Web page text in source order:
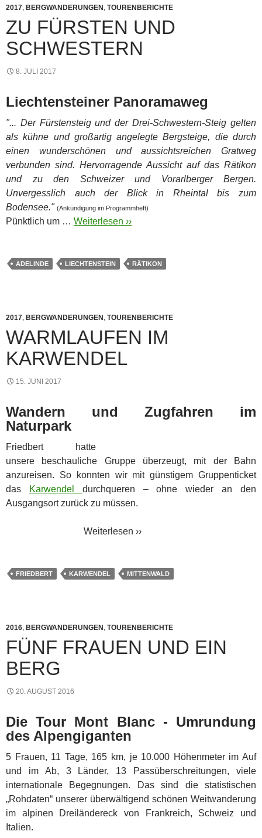
2017, BERGWANDERUNGEN, TOURENBERICHTE
ZU FÜRSTEN UND
SCHWESTERN
8. JULI 2017
Liechtensteiner Panoramaweg
"... Der Fürstensteig und der Drei-Schwestern-Steig gelten
als kühne und großartig angelegte Bergsteige, die durch
einen wunderschönen und aussichtsreichen Gratweg
verbunden sind. Hervorragende Aussicht auf das Rätikon
und zu den Schweizer und Vorarlberger Bergen.
Unvergesslich auch der Blick in Rheintal bis zum
Bodensee." (Ankündigung im Programmheft)
Pünktlich um … Weiterlesen ››
ADELINDE LIECHTENSTEIN RÄTIKON
2017, BERGWANDERUNGEN, TOURENBERICHTE
WARMLAUFEN IM
KARWENDEL
15. JUNI 2017
Wandern und Zugfahren im
Naturpark
Friedbert hatte
unsere beschauliche Gruppe überzeugt, mit der Bahn
anzureisen. So konnten wir mit günstigem Gruppenticket
das
Karwendel durchqueren – ohne wieder an den
Ausgangsort zurück zu müssen.
Weiterlesen ››
FRIEDBERT KARWENDEL MITTENWALD
2016, BERGWANDERUNGEN, TOURENBERICHTE
FÜNF FRAUEN UND EIN
BERG
20. AUGUST 2016
Die Tour Mont Blanc - Umrundung
des Alpengiganten
5 Frauen, 11 Tage, 165 km, je 10.000 Höhenmeter im Auf
und im Ab, 3 Länder, 13 Passüberschreitungen, viele
internationale Begegnungen. Das sind die statistischen
„Rohdaten“ unserer überwältigend schönen Weitwanderung
im alpinen Dreiländereck von Frankreich, Schweiz und
Italien.